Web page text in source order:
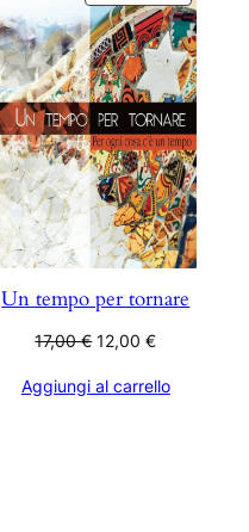
IN
Un tempo per tornare
17,00€ Il
originale
12,00€Il
attuale
Aggiungi al carrello